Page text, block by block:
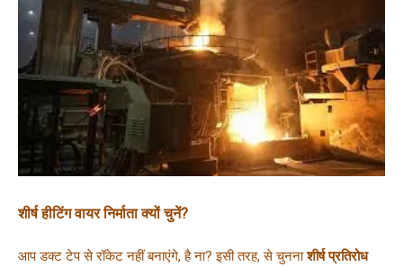
शीर्ष हीटिंग वायर निर्माता क्यों चुनें?
आप डक्ट टेप से रॉकेट नहीं बनाएंगे, है ना? इसी तरह, से चुनना शीर्ष प्रतिरोध